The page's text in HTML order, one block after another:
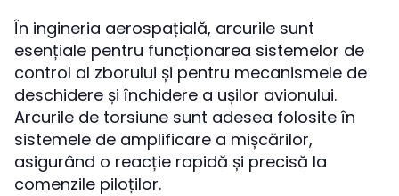
În ingineria aerospațială, arcurile sunt
esențiale pentru funcționarea sistemelor de
control al zborului și pentru mecanismele de
deschidere și închidere a ușilor avionului.
Arcurile de torsiune sunt adesea folosite în
sistemele de amplificare a mișcărilor,
asigurând o reacție rapidă și precisă la
comenzile piloților.